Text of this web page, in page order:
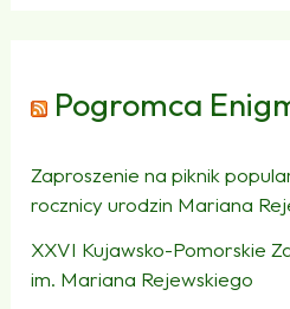
Pogromca
Zaproszenie na piknik
rocznicy urodzin Mariana
XXVI Kujawsko-Pomorskie
im. Mariana Rejewskiego